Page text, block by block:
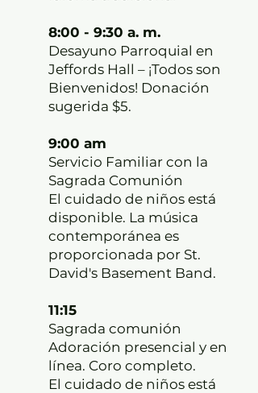
8:00 - 9:30 a. m.
Desayuno Parroquial en
Jeffords Hall – ¡Todos son
Bienvenidos! Donación
sugerida $5.
9:00 am
Servicio Familiar con la
Sagrada Comunión
El cuidado de niños está
disponible. La música
contemporánea es
proporcionada por St.
David's Basement Band.
11:15
Sagrada comunión
Adoración presencial y en
línea. Coro completo.
El cuidado de niños está